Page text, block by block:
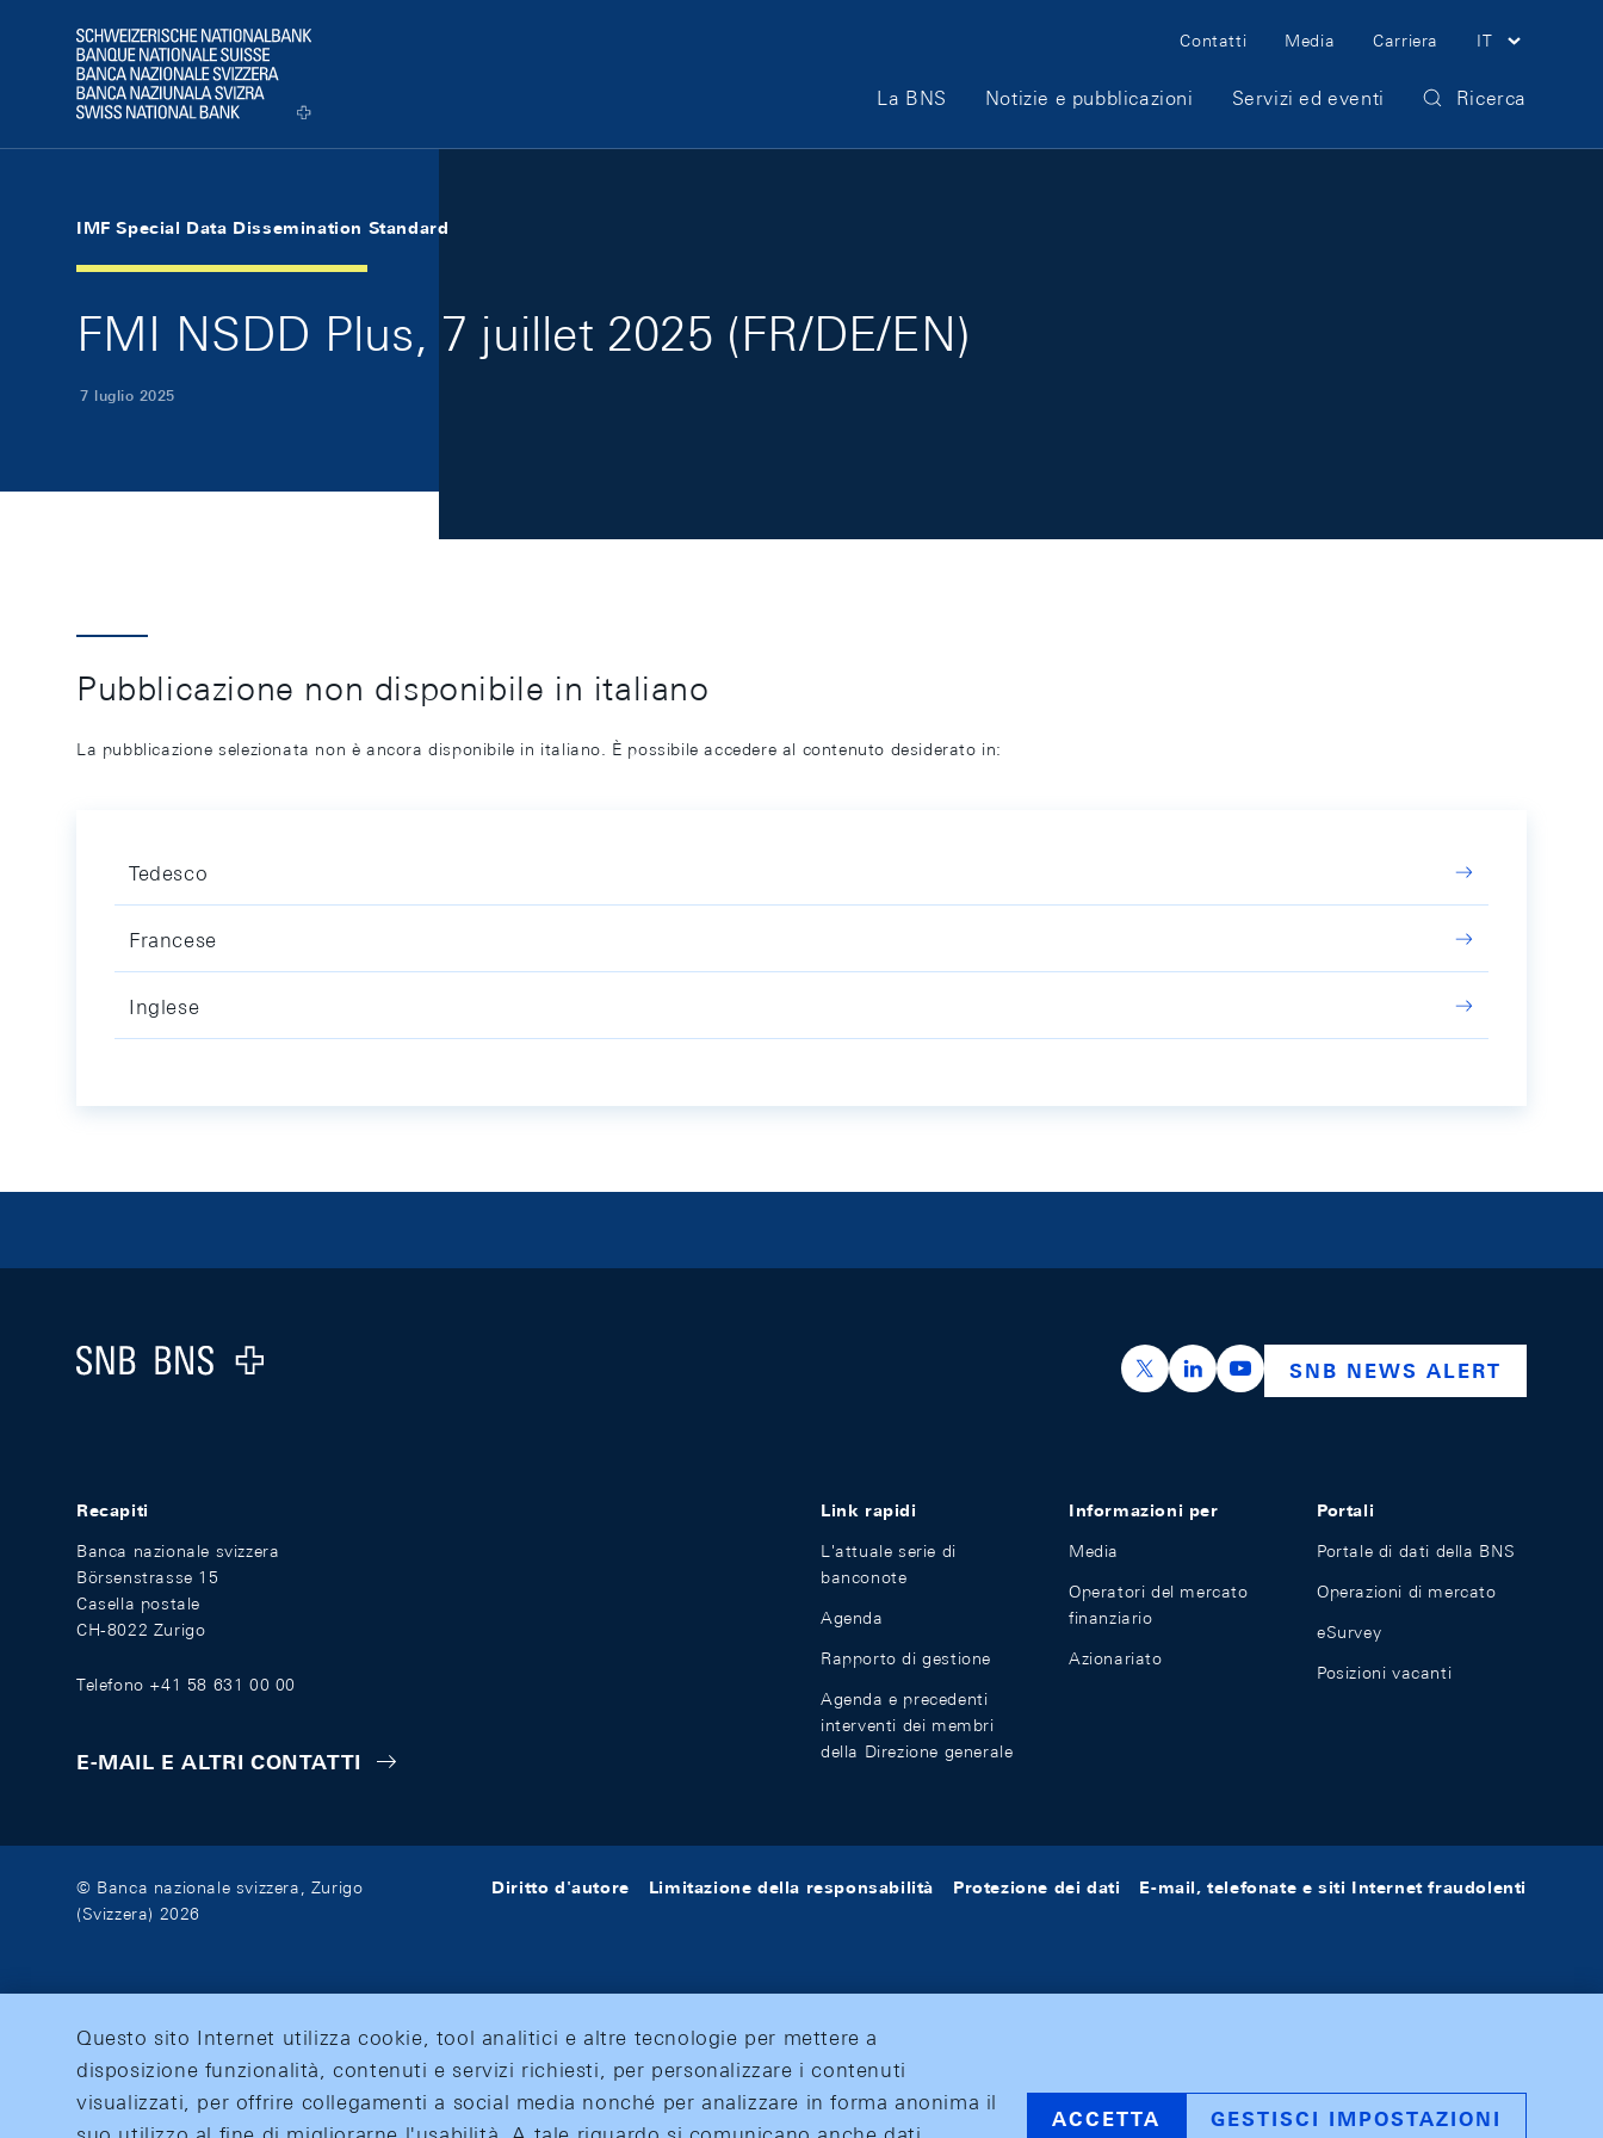
Logo
Meta Navigation
Contatti Media Carriera IT
Main Navigation
La BNS Notizie e pubblicazioni Servizi ed eventi Ricerca
IMF Special Data Dissemination Standard
FMI NSDD Plus, 7 juillet 2025 (FR/DE/EN)
7 luglio 2025
Pubblicazione non disponibile in italiano
La pubblicazione selezionata non è ancora disponibile in italiano. È possibile accedere al contenuto desiderato in:
Tedesco
Francese
Inglese
Logo
https://x.com/snb_bns
https://ch.linkedin.com/company/swiss-
https://www.youtube.com/
SNB NEWS ALERT
Recapiti
Banca nazionale svizzera
Börsenstrasse 15
Casella postale
CH-8022 Zurigo
Telefono +41 58 631 00 00
E-MAIL E ALTRI CONTATTI
Link rapidi
L'attuale serie di
banconote
Agenda
Rapporto di gestione
Agenda e precedenti
interventi dei membri
della Direzione generale
Informazioni per
Media
Operatori del mercato
finanziario
Azionariato
Portali
Portale di dati della BNS
Operazioni di mercato
eSurvey
Posizioni vacanti
© Banca nazionale svizzera, Zurigo
(Svizzera) 2026
Diritto d'autore Limitazione della responsabilità Protezione dei dati E-mail, telefonate e siti Internet fraudolenti
Questo sito Internet utilizza cookie, tool analitici e altre tecnologie per mettere a
disposizione funzionalità, contenuti e servizi richiesti, per personalizzare i contenuti
visualizzati, per offrire collegamenti a social media nonché per analizzare in forma anonima il
ACCETTA GESTISCI IMPOSTAZIONI